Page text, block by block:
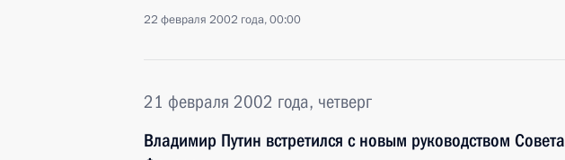
22 февраля 2002 года, 00:00
21 февраля 2002 года, четверг
Владимир Путин встретился с новым руководством Совета